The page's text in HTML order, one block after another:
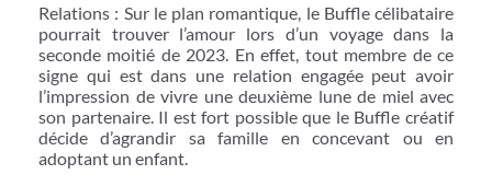
Relations : Sur le plan romantique, le Buffle célibataire
pourrait trouver l’amour lors d’un voyage dans la
seconde moitié de 2023. En effet, tout membre de ce
signe qui est dans une relation engagée peut avoir
l’impression de vivre une deuxième lune de miel avec
son partenaire. Il est fort possible que le Buffle créatif
décide d’agrandir sa famille en concevant ou en
adoptant un enfant.